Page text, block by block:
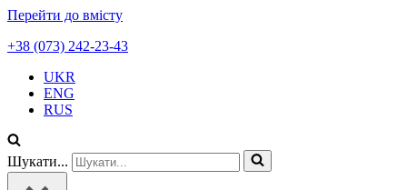
Перейти до вмісту
+38 (073) 242-23-43
UKR
ENG
RUS
Шукати...